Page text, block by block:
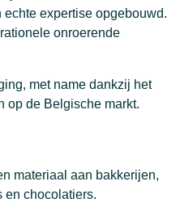
echte expertise opgebouwd.
onroerende
met name dankzij het
op de Belgische markt.
materiaal aan bakkerijen,
en chocolatiers.